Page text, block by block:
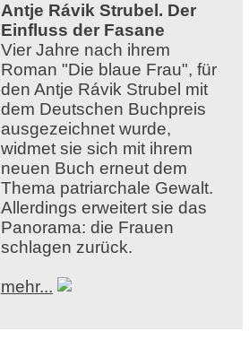
Antje Rávik Strubel. Der
Einfluss der Fasane
Vier Jahre nach ihrem
Roman "Die blaue Frau", für
den Antje Rávik Strubel mit
dem Deutschen Buchpreis
ausgezeichnet wurde,
widmet sie sich mit ihrem
neuen Buch erneut dem
Thema patriarchale Gewalt.
Allerdings erweitert sie das
Panorama: die Frauen
schlagen zurück.
mehr...